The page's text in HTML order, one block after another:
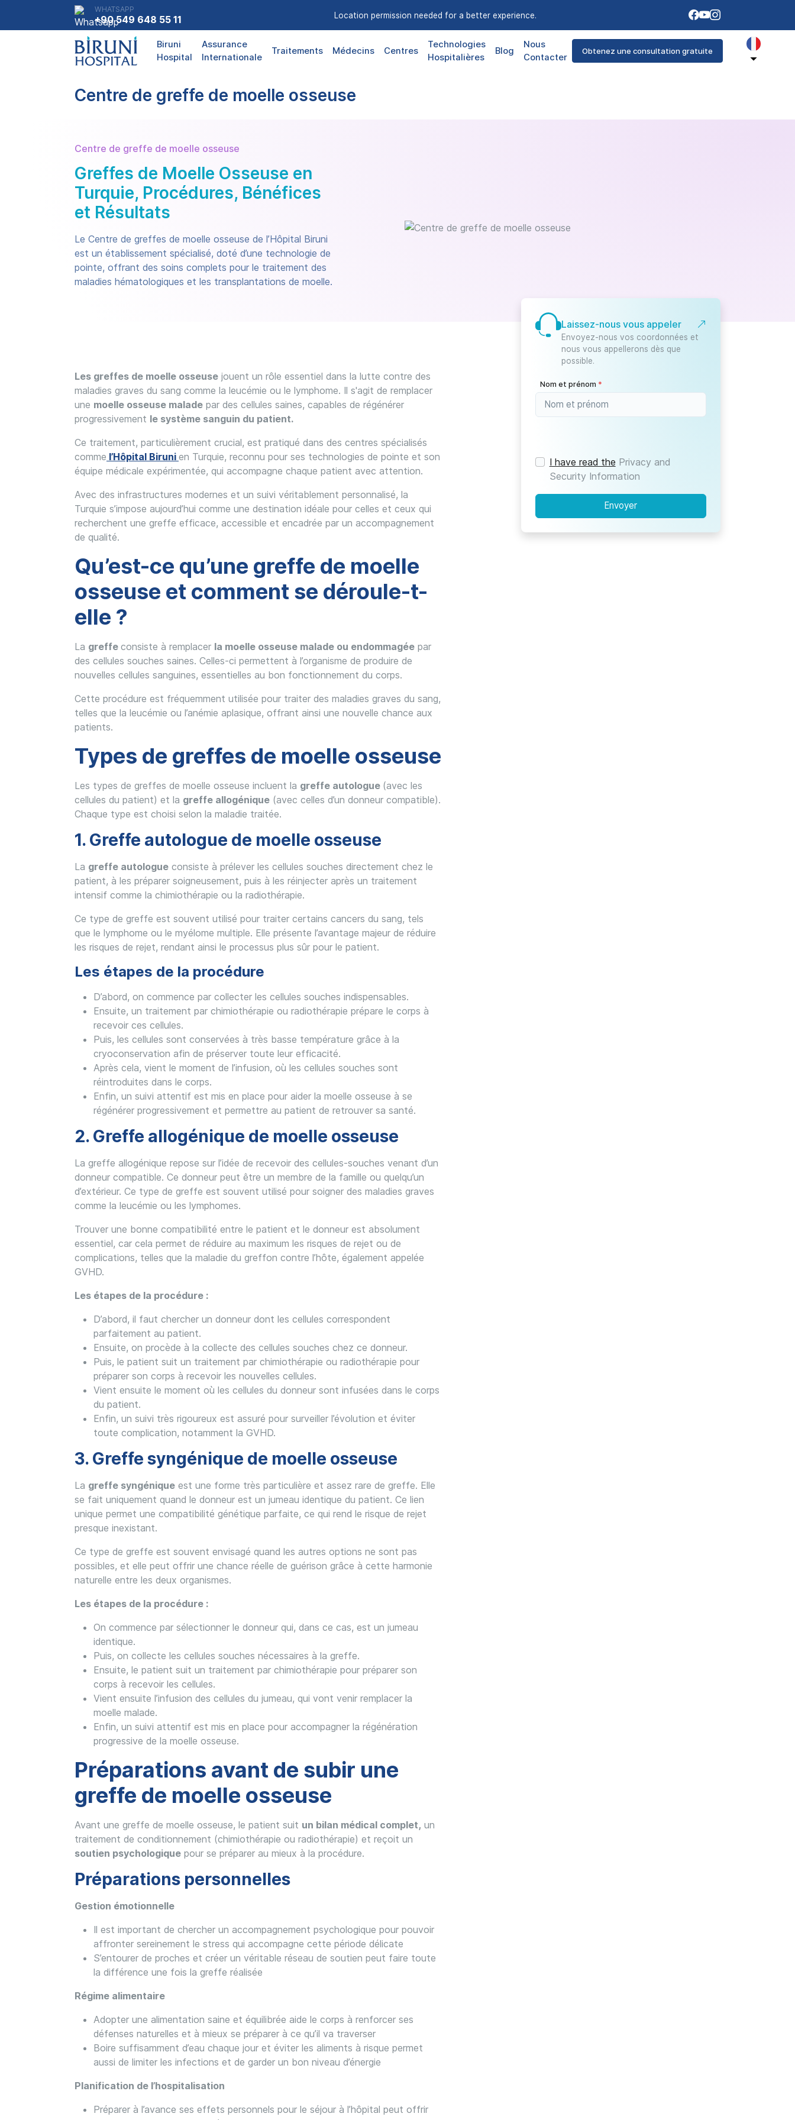
WHATSAPP
+90 549 648 55 11 Location permission needed for a better experience.
Biruni
Hospital
Assurance
Internationale
Traitements Médecins Centres
Technologies
Hospitalières
Blog
Nous
Contacter
Obtenez une consultation gratuite
Centre de greffe de moelle osseuse
Centre de greffe de moelle osseuse
Greffes de Moelle Osseuse en
Turquie, Procédures, Bénéfices
et Résultats
Le Centre de greffes de moelle osseuse de l’Hôpital Biruni
est un établissement spécialisé, doté d’une technologie de
pointe, offrant des soins complets pour le traitement des
maladies hématologiques et les transplantations de moelle.
Les greffes de moelle osseuse jouent un rôle essentiel dans la lutte contre des
maladies graves du sang comme la leucémie ou le lymphome. Il s'agit de remplacer
une moelle osseuse malade par des cellules saines, capables de régénérer
progressivement le système sanguin du patient.
Ce traitement, particulièrement crucial, est pratiqué dans des centres spécialisés
comme l’Hôpital Biruni en Turquie, reconnu pour ses technologies de pointe et son
équipe médicale expérimentée, qui accompagne chaque patient avec attention.
Avec des infrastructures modernes et un suivi véritablement personnalisé, la
Turquie s’impose aujourd’hui comme une destination idéale pour celles et ceux qui
recherchent une greffe efficace, accessible et encadrée par un accompagnement
de qualité.
Qu’est-ce qu’une greffe de moelle
osseuse et comment se déroule-t-
elle ?
La greffe consiste à remplacer la moelle osseuse malade ou endommagée par
des cellules souches saines. Celles-ci permettent à l’organisme de produire de
nouvelles cellules sanguines, essentielles au bon fonctionnement du corps.
Cette procédure est fréquemment utilisée pour traiter des maladies graves du sang,
telles que la leucémie ou l’anémie aplasique, offrant ainsi une nouvelle chance aux
patients.
Types de greffes de moelle osseuse
Les types de greffes de moelle osseuse incluent la greffe autologue (avec les
cellules du patient) et la greffe allogénique (avec celles d’un donneur compatible).
Chaque type est choisi selon la maladie traitée.
1. Greffe autologue de moelle osseuse
La greffe autologue consiste à prélever les cellules souches directement chez le
patient, à les préparer soigneusement, puis à les réinjecter après un traitement
intensif comme la chimiothérapie ou la radiothérapie.
Ce type de greffe est souvent utilisé pour traiter certains cancers du sang, tels
que le lymphome ou le myélome multiple. Elle présente l’avantage majeur de réduire
les risques de rejet, rendant ainsi le processus plus sûr pour le patient.
Les étapes de la procédure
D’abord, on commence par collecter les cellules souches indispensables.
Ensuite, un traitement par chimiothérapie ou radiothérapie prépare le corps à
recevoir ces cellules.
Puis, les cellules sont conservées à très basse température grâce à la
cryoconservation afin de préserver toute leur efficacité.
Après cela, vient le moment de l’infusion, où les cellules souches sont
réintroduites dans le corps.
Enfin, un suivi attentif est mis en place pour aider la moelle osseuse à se
régénérer progressivement et permettre au patient de retrouver sa santé.
2. Greffe allogénique de moelle osseuse
La greffe allogénique repose sur l’idée de recevoir des cellules-souches venant d’un
donneur compatible. Ce donneur peut être un membre de la famille ou quelqu’un
d’extérieur. Ce type de greffe est souvent utilisé pour soigner des maladies graves
comme la leucémie ou les lymphomes.
Trouver une bonne compatibilité entre le patient et le donneur est absolument
essentiel, car cela permet de réduire au maximum les risques de rejet ou de
complications, telles que la maladie du greffon contre l’hôte, également appelée
GVHD.
Les étapes de la procédure :
D’abord, il faut chercher un donneur dont les cellules correspondent
parfaitement au patient.
Ensuite, on procède à la collecte des cellules souches chez ce donneur.
Puis, le patient suit un traitement par chimiothérapie ou radiothérapie pour
préparer son corps à recevoir les nouvelles cellules.
Vient ensuite le moment où les cellules du donneur sont infusées dans le corps
du patient.
Enfin, un suivi très rigoureux est assuré pour surveiller l’évolution et éviter
toute complication, notamment la GVHD.
3. Greffe syngénique de moelle osseuse
La greffe syngénique est une forme très particulière et assez rare de greffe. Elle
se fait uniquement quand le donneur est un jumeau identique du patient. Ce lien
unique permet une compatibilité génétique parfaite, ce qui rend le risque de rejet
presque inexistant.
Ce type de greffe est souvent envisagé quand les autres options ne sont pas
possibles, et elle peut offrir une chance réelle de guérison grâce à cette harmonie
naturelle entre les deux organismes.
Les étapes de la procédure :
On commence par sélectionner le donneur qui, dans ce cas, est un jumeau
identique.
Puis, on collecte les cellules souches nécessaires à la greffe.
Ensuite, le patient suit un traitement par chimiothérapie pour préparer son
corps à recevoir les cellules.
Vient ensuite l’infusion des cellules du jumeau, qui vont venir remplacer la
moelle malade.
Enfin, un suivi attentif est mis en place pour accompagner la régénération
progressive de la moelle osseuse.
Préparations avant de subir une
greffe de moelle osseuse
Avant une greffe de moelle osseuse, le patient suit un bilan médical complet, un
traitement de conditionnement (chimiothérapie ou radiothérapie) et reçoit un
soutien psychologique pour se préparer au mieux à la procédure.
Préparations personnelles
Gestion émotionnelle
Il est important de chercher un accompagnement psychologique pour pouvoir
affronter sereinement le stress qui accompagne cette période délicate
S’entourer de proches et créer un véritable réseau de soutien peut faire toute
la différence une fois la greffe réalisée
Régime alimentaire
Adopter une alimentation saine et équilibrée aide le corps à renforcer ses
défenses naturelles et à mieux se préparer à ce qu’il va traverser
Boire suffisamment d’eau chaque jour et éviter les aliments à risque permet
aussi de limiter les infections et de garder un bon niveau d’énergie
Planification de l’hospitalisation
Préparer à l’avance ses effets personnels pour le séjour à l’hôpital peut offrir
Laissez-nous vous appeler
Envoyez-nous vos coordonnées et
nous vous appellerons dès que
possible.
Nom et prénom *
I have read the Privacy and
Security Information
Envoyer